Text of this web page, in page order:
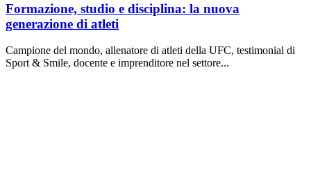
Formazione, studio e disciplina: la nuova
generazione di atleti
Campione del mondo, allenatore di atleti della UFC, testimonial di
Sport & Smile, docente e imprenditore nel settore...